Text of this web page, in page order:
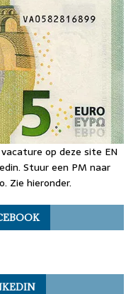
op deze site EN
Stuur een PM naar
Zie hieronder.